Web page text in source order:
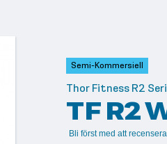
Semi-Kommersiell
Thor Fitness R2
TF R2
Bli först med att